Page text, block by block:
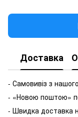
Доставка
- Самовивіз з
- «Новою поштою»
- Швидка доставка